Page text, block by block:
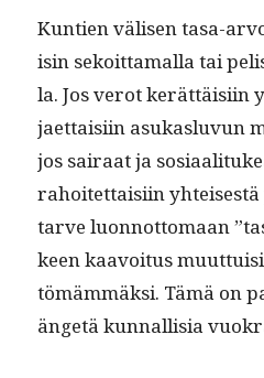
Kun­tien välisen tasa-
isin sekoit­ta­mal­la tai
la. Jos verot kerät­täisi­in
jaet­taisi­in asukaslu­vun
jos sairaat ja
rahoitet­taisi­in yhteis­es­tä
tarve luon­not­tomaan
keen kaavoitus
tömäm­mäk­si. Tämä on
ängetä kun­nal­lisia